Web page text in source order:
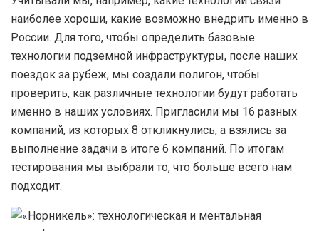
наиболее хороши, какие возможно внедрить именно в
России. Для того, чтобы определить базовые
технологии подземной инфраструктуры, после наших
поездок за рубеж, мы создали полигон, чтобы
проверить, как различные технологии будут работать
именно в наших условиях. Пригласили мы 16 разных
компаний, из которых 8 откликнулись, а взялись за
выполнение задачи в итоге 6 компаний. По итогам
тестирования мы выбрали то, что больше всего нам
подходит.